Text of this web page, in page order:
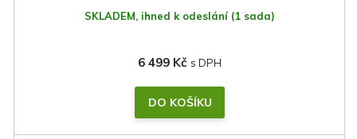
SKLADEM, ihned k odeslání (1 sada)
6 499 Kč
DO KOŠÍKU